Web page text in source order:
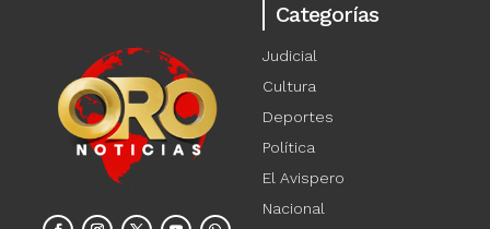
Categorías
Judicial
Cultura
Deportes
Política
El Avispero
Nacional